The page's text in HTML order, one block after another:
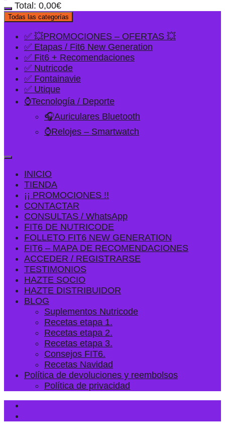
Total: 0,00€
Todas las categorías
✅ 💥PROMOCIONES – OFERTAS 💥
✅ Etapas / Fit6 New Generation
✅ Fit6 + Recomendaciones
✅ Nutricode
✅ Fontainavie
✅ Utique
⌚Tecnología / Deporte
🎧Auriculares Bluetooth
⌚Relojes – Smartwatch
INICIO
TIENDA
¡¡ PROMOCIONES !!
CONTACTAR
CONSULTAS / WhatsApp
FIT6 DE NUTRICODE
FOLLETO FIT6 NEW GENERATION
FIT6 – MAPA DE RECOMENDACIONES
ACCEDER / REGISTRARSE
TESTIMONIOS
HAZTE SOCIO
HAZTE DISTRIBUIDOR
BLOG
Suplementos Nutricode
Recetas etapa 1.
Recetas etapa 2.
Recetas etapa 3.
Consejos FIT6.
Recetas Navidad
Política de devoluciones y reembolsos
Política de privacidad